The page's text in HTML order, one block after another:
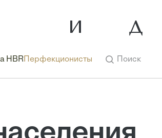
HBR Перфекционисты Поиск